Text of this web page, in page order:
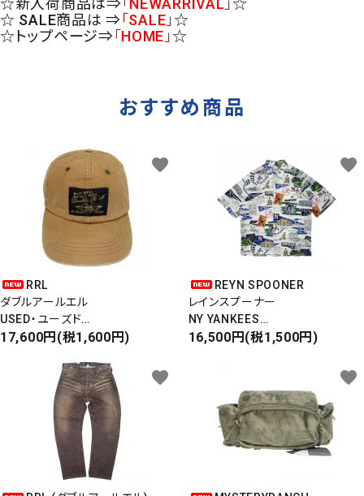
☆新入荷商品は⇒「NEWARRIVAL」 ☆
☆ SALE商品は ⇒「SALE」☆
☆トップページ⇒「HOME」☆
おすすめ商品
RRL
ダブルアールエル
USED・ユーズド
6PANEL CAP
17,600円(税1,600円)
favorite
REYN SPOONER
レインスプーナー
NY YANKEES
ニューヨークヤンキース
16,500円(税1,500円)
favorite
favorite favorite